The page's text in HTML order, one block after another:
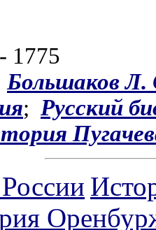
1775
Большаков Л.
; Русский